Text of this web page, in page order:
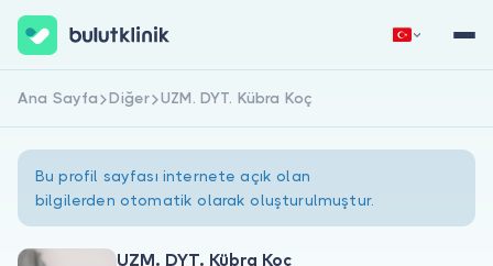
Hemen Kaydol
Ana Sayfa Diğer UZM. DYT. Kübra Koç
Bu profil sayfası internete açık olan
bilgilerden otomatik olarak oluşturulmuştur.
UZM. DYT. Kübra Koç